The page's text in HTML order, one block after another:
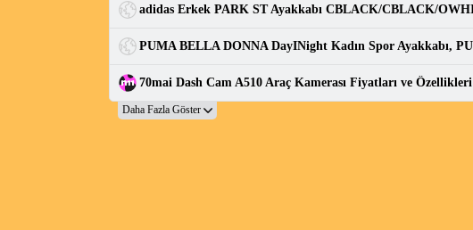
70mai Dash Cam A510 Araç Kamerası Fiyatları ve Özellikleri